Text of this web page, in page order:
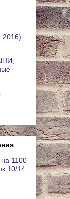
1100
10/14